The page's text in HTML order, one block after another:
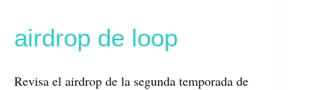
airdrop de loop
Revisa el airdrop de la segunda temporada de